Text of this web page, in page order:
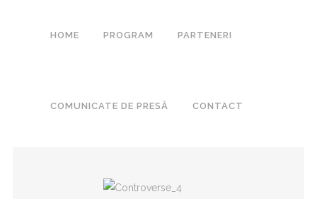
HOME PROGRAM PARTENERI
COMUNICATE DE PRESĂ CONTACT